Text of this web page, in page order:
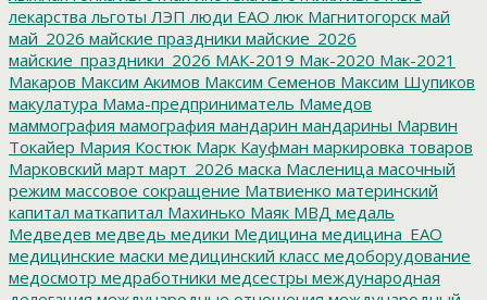
лекарства льготы ЛЭП люди ЕАО люк Магнитогорск май
май_2026 майские праздники майские_2026
майские_праздники_2026 МАК-2019 Мак-2020 Мак-2021
Макаров Максим Акимов Максим Семенов Максим Шупиков
макулатура Мама-предприниматель Мамедов
маммография мамография мандарин мандарины Марвин
Токайер Мария Костюк Марк Кауфман маркировка товаров
Марковский март март_2026 маска Масленица масочный
режим массовое сокращение Матвиенко материнский
капитал маткапитал Махинько Маяк МВД медаль
Медведев медведь медики Медицина медицина_ЕАО
медицинские маски медицинский класс медоборудование
медосмотр медработники медсестры международная